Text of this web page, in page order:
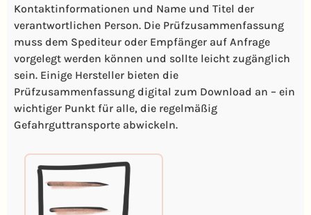
Kontaktinformationen und Name und Titel der
verantwortlichen Person. Die Prüfzusammenfassung
muss dem Spediteur oder Empfänger auf Anfrage
vorgelegt werden können und sollte leicht zugänglich
sein. Einige Hersteller bieten die
Prüfzusammenfassung digital zum Download an – ein
wichtiger Punkt für alle, die regelmäßig
Gefahrguttransporte abwickeln.